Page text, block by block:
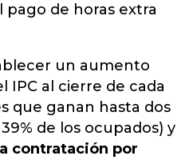
pago de horas extra
un aumento
IPC al cierre de cada
que ganan hasta dos
de los ocupados) y
contratación por